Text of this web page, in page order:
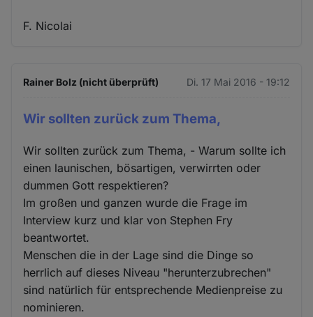
F. Nicolai
Rainer Bolz (nicht überprüft) Di. 17 Mai 2016 - 19:12
Wir sollten zurück zum Thema,
Wir sollten zurück zum Thema, - Warum sollte ich
einen launischen, bösartigen, verwirrten oder
dummen Gott respektieren?
Im großen und ganzen wurde die Frage im
Interview kurz und klar von Stephen Fry
beantwortet.
Menschen die in der Lage sind die Dinge so
herrlich auf dieses Niveau "herunterzubrechen"
sind natürlich für entsprechende Medienpreise zu
nominieren.